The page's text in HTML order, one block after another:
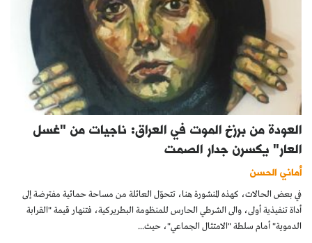
العودة من برزخ الموت في العراق: ناجيات من "غسل
العار" يكسرن جدار الصمت
أماني الحسن
في بعض الحالات، كهذه المنشورة هنا، تتحوّل العائلة من مساحة حمائية مفترضة إلى
أداة تنفيذية أولى، والى الشرطي الحارس للمنظومة البطريركية، فتنهار قيمة "القرابة
الدموية" أمام سلطة "الامتثال الجماعي"، حيث...